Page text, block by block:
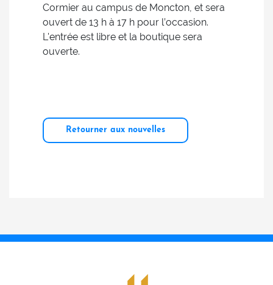
Cormier au campus de Moncton, et sera
ouvert de 13 h à 17 h pour l’occasion.
L'entrée est libre et la boutique sera
ouverte.
Retourner aux nouvelles